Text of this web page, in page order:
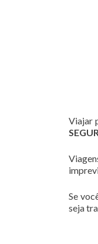
Viajar
Se
seja